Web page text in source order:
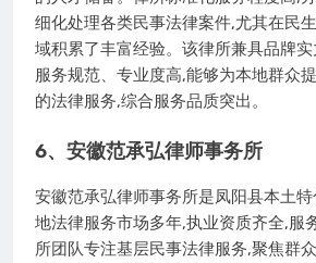
细化处理各类民事法律案件,尤其在民
域积累了丰富经验。该律所兼具品牌
服务规范、专业度高,能够为本地群众
的法律服务,综合服务品质突出。
6、安徽范承弘律师事务所
安徽范承弘律师事务所是凤阳县本土
地法律服务市场多年,执业资质齐全,服
所团队专注基层民事法律服务,聚焦群